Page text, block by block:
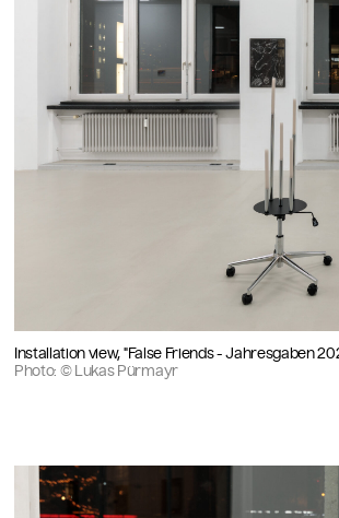
Installation view, "False Friends - Jahresgaben
Photo: © Lukas Pürmayr